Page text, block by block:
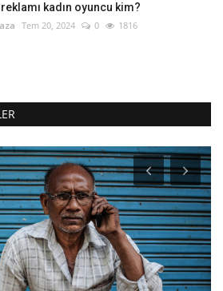
kadın oyuncu kim?
Tem 20, 2024 0 1816